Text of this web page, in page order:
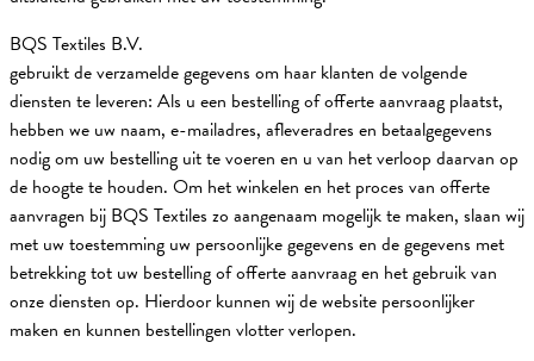
BQS Textiles B.V.
gebruikt de verzamelde gegevens om haar klanten de volgende
diensten te leveren: Als u een bestelling of offerte aanvraag plaatst,
hebben we uw naam, e-mailadres, afleveradres en betaalgegevens
nodig om uw bestelling uit te voeren en u van het verloop daarvan op
de hoogte te houden. Om het winkelen en het proces van offerte
aanvragen bij BQS Textiles zo aangenaam mogelijk te maken, slaan wij
met uw toestemming uw persoonlijke gegevens en de gegevens met
betrekking tot uw bestelling of offerte aanvraag en het gebruik van
onze diensten op. Hierdoor kunnen wij de website persoonlijker
maken en kunnen bestellingen vlotter verlopen.